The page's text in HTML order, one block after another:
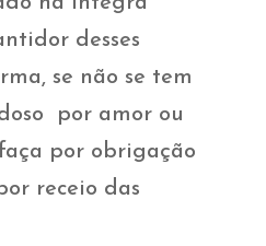
desses
se não se tem
por amor ou
por obrigação
receio das